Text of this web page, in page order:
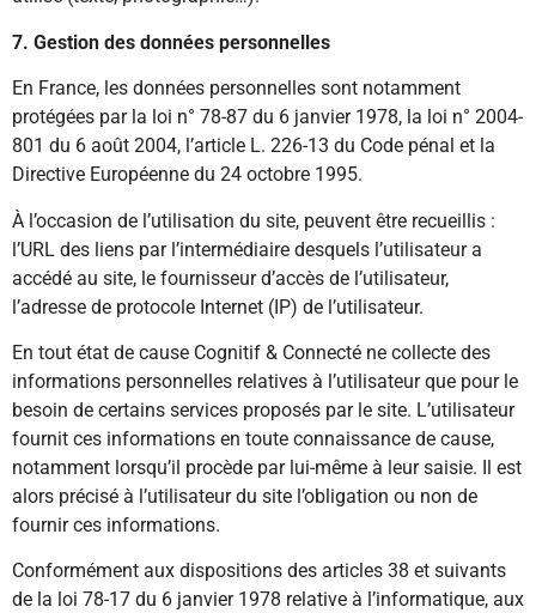
7. Gestion des données personnelles
En France, les données personnelles sont notamment
protégées par la loi n° 78-87 du 6 janvier 1978, la loi n° 2004-
801 du 6 août 2004, l’article L. 226-13 du Code pénal et la
Directive Européenne du 24 octobre 1995.
À l’occasion de l’utilisation du site, peuvent être recueillis :
l’URL des liens par l’intermédiaire desquels l’utilisateur a
accédé au site, le fournisseur d’accès de l’utilisateur,
l’adresse de protocole Internet (IP) de l’utilisateur.
En tout état de cause Cognitif & Connecté ne collecte des
informations personnelles relatives à l’utilisateur que pour le
besoin de certains services proposés par le site. L’utilisateur
fournit ces informations en toute connaissance de cause,
notamment lorsqu’il procède par lui-même à leur saisie. Il est
alors précisé à l’utilisateur du site l’obligation ou non de
fournir ces informations.
Conformément aux dispositions des articles 38 et suivants
de la loi 78-17 du 6 janvier 1978 relative à l’informatique, aux